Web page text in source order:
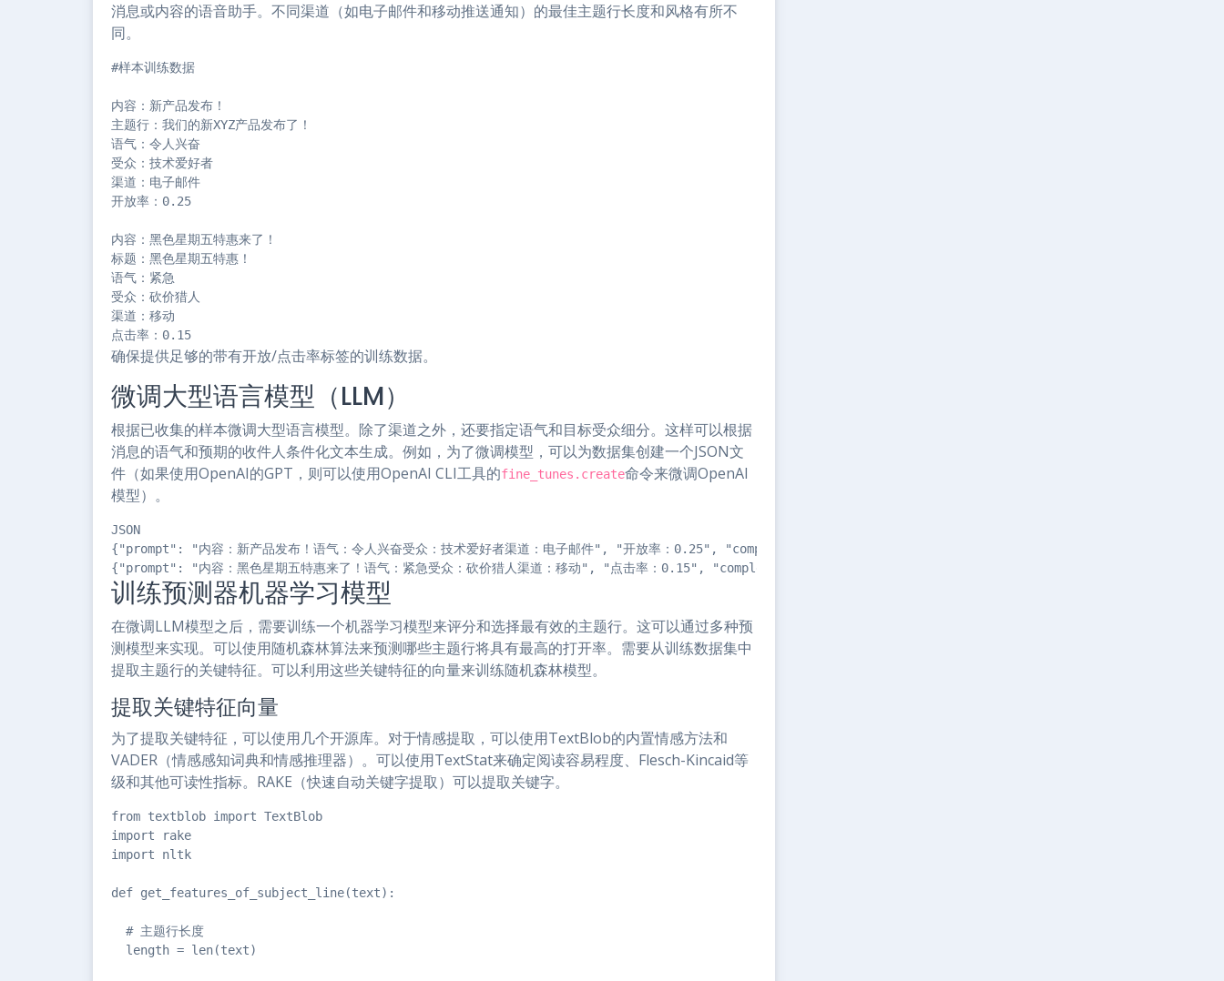
消息或内容的语音助手。不同渠道（如电子邮件和移动推送通知）的最佳主题行长度和风格有所不
同。
#样本训练数据
内容：新产品发布！
主题行：我们的新XYZ产品发布了！
语气：令人兴奋
受众：技术爱好者
渠道：电子邮件
开放率：0.25
内容：黑色星期五特惠来了！
标题：黑色星期五特惠！
语气：紧急
受众：砍价猎人
渠道：移动
点击率：0.15
确保提供足够的带有开放/点击率标签的训练数据。
微调大型语言模型（LLM）
根据已收集的样本微调大型语言模型。除了渠道之外，还要指定语气和目标受众细分。这样可以根据
消息的语气和预期的收件人条件化文本生成。例如，为了微调模型，可以为数据集创建一个JSON文
件（如果使用OpenAI的GPT，则可以使用OpenAI CLI工具的fine_tunes.create命令来微调OpenAI
模型）。
JSON
{"prompt": "内容：新产品发布！语气：令人兴奋受众：技术爱好者渠道：电子邮件", "开放率：0.25", "completion": "主题行：我们的新XYZ产品发布了！"}
{"prompt": "内容：黑色星期五特惠来了！语气：紧急受众：砍价猎人渠道：移动", "点击率：0.15", "completion": "标题：黑色星期五特惠！"}
训练预测器机器学习模型
在微调LLM模型之后，需要训练一个机器学习模型来评分和选择最有效的主题行。这可以通过多种预
测模型来实现。可以使用随机森林算法来预测哪些主题行将具有最高的打开率。需要从训练数据集中
提取主题行的关键特征。可以利用这些关键特征的向量来训练随机森林模型。
提取关键特征向量
为了提取关键特征，可以使用几个开源库。对于情感提取，可以使用TextBlob的内置情感方法和
VADER（情感感知词典和情感推理器）。可以使用TextStat来确定阅读容易程度、Flesch-Kincaid等
级和其他可读性指标。RAKE（快速自动关键字提取）可以提取关键字。
from textblob import TextBlob
import rake
import nltk
def get_features_of_subject_line(text):
  # 主题行长度
  length = len(text)